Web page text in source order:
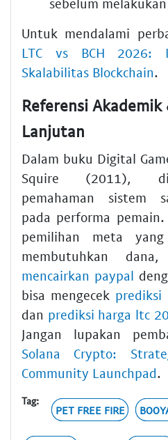
Untuk mendalami
LTC vs BCH 2026:
Skalabilitas Blockchain.
Referensi Akademik
Lanjutan
Dalam buku Digital
Squire (2011),
pemahaman sistem
pada performa
pemilihan meta
membutuhkan
mencairkan paypal
bisa mengecek prediksi
dan prediksi harga ltc
Jangan lupakan
Solana Crypto:
Community Launchpad.
Tag:
PET FREE FIRE